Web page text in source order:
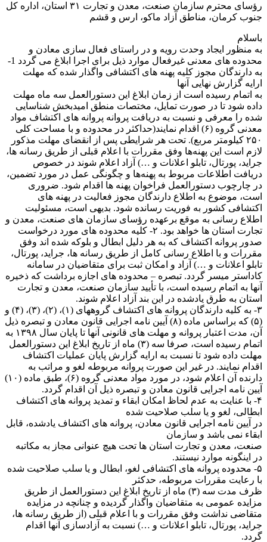
رؤسای محترم سازمان صنعت، معدن و تجارت ۳۱ استان، اداره کل
جنوب کرمان، مناطق آزاد ماکو، ارس و قشم
باسلام
به منظور ایجاد وحدت رویه و در راستای فعال سازی معادن و
محدوده های معدنی غیرفعال موارد ذیل برای اجرا ابلاغ می گردد 1-
به دارندگان مجوز کلیه پهنه های اکتشافی واگذار شده که مهلت
ارایه گزارش نهایی آنها
به اتمام رسیده است از زمان ابلاغ این دستورالعمل سه ماه مهلت
داده شود تا در صورت تمایل، مختصات منطق امیدبخش شناسایی
شده را معرفی و نسبت به دریافت پروانه پروانه های اکتشاف مواد
معدنی گروه (۶) اقدام نمایند(حداکثر در محدوده و با مساحت کلی
۲۵۰ کیلومتر مربع). تحت هر شرایطی پس از انقضای مهلت مذکور
لازم است این پهنه‌ها وفق مقررات با اعلام قبلی از طریق رسانه ها،
جراید، پورتال، تابلو اعلانات و …) آزاد اعلام شوند در خصوص
دریافت اطلاعات مربوط به پهنه‌ها و چگونگی عمل در مورد تضمین،
در چارچوب دستورالعمل فراخوان پهنه ها اقدام شود. ضروری
است، موضوع به اطلاع دارندگان مجوز فعالیت در پهنه های
اکتشافی کشور به فوریت رسانده شود. بدیهی است، مسئولیت
اطلاع رسانی به موقع برعهده رؤسای سازمان های صنعت، معدن و
تجارت استان ها خواهد بود. ۲- کلیه محدوده های مورد درخواست
صدور پروانه اکتشاف که به هر دلیل ابطال و بلوکه شده اند وفق
مقررات و با اطلاع رسانی کامل از طریق رسانه ها، جراید، پورتال،
تابلو اعلانات و …) آزاد و امکان ثبت برای متقاضیان در سامانه
کاداستر میسر گردد. تبصره – محدوده های اجازه برداشت که ذخیره
آنها به اتمام رسیده است، با تأیید سازمان صنعت، معدن و تجارت
استان به طرق یادشده در این بند آزاد اعلام شوند.
٣- به کلیه دارندگان پروانه های اکتشاف گروههای (۱)، (۲)، (۳)، (۴) و
(۵) که براساس ماده (۸) آیین نامه اجرایی قانون معادن و تبصره ذیل
آن، مدت اعتبار پروانه و مهلت های قانونی آنها تا پایان سال ۱۳۹۸ به
اتمام رسیده است، صرفا سه (۳) ماه از تاریخ ابلاغ این دستورالعمل
مهلت داده شود تا نسبت به ارایه گزارش پایان عملیات اکتشاف
اقدام نمایند. در غیر این صورت پروانه مربوطه لغو و مراتب به
دارنده آن اعلام شود، در مورد مواد معدنی گروه (۶)، طبق ماده (۱۰)
آیین نامه اجرایی قانون معادن و تبصره ذیل آن اقدام گردد.
۴- با عنایت به عدم لحاظ امکان ابقاء و تمدید پروانه های اکتشاف
ابطالی، لغو و یا سلب صلاحیت شده
در آیین نامه اجرایی قانون معادن، پروانه های اکتشاف یادشده، قابل
ابقاء نمی باشد و سازمان
صنعت، معدن و تجارت استان ها تحت هیچ عنوانی مجاز به مکاتبه
در اینگونه موارد نیستند.
۵- محدوده پروانه های اکتشافی لغو، ابطال و یا سلب صلاحیت شده
با رعایت مقررات مربوطه، حدکثر
ظرف مدت سه (۳) ماه از تاریخ ابلاغ این دستورالعمل از طریق
مزایده عمومی به متقاضیان واگذار گردیده و چنانچه در مزایده
متقاضی نداشت وفق مقررات و با اعلام قبلی (از طریق رسانه ها،
جراید، پورتال، تابلو اعلانات و …) نسبت به آزادسازی آنها اقدام
گردد.